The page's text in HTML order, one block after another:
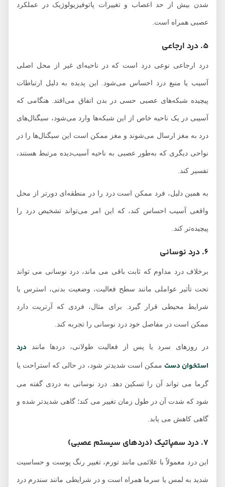
شدن بیش از حد اعصاب و تغییرات پاتوفیزیولوژیک در عملکرد
عصبی همراه است.
درد ارجاعی نوعی درد است که در ناحیه‌ای غیر از محل اصلی
آسیب یا منبع درد احساس می‌شود. این پدیده به دلیل ارتباطات
پیچیده شبکه‌های عصبی حسی در بدن اتفاق می‌افتد. هنگامی که
آسیبی در یک ناحیه خاص از این شبکه‌ها وارد می‌شود، سیگنال‌های
درد به مغز ارسال می‌شوند و مغز ممکن است این سیگنال‌ها را در
نواحی دیگری که به‌طور عصبی به ناحیه آسیب‌دیده مرتبط هستند،
تفسیر کند.
به همین دلیل، فرد ممکن است درد را در منطقه‌ای دورتر از محل
واقعی آسیب احساس کند، که این امر می‌تواند تشخیص درد را
پیچیده‌تر کند.
برخلاف درد مداوم که ثابت باقی می‌ ماند، درد نوسانی می‌ تواند
تحت تأثیر عواملی مانند سطح فعالیت، وضعیت بدنی، استرس یا
شرایط محیطی قرار گیرد. برای مثال، فردی که آرتریت دارد
ممکن است در مفاصل خود درد نوسانی را تجربه کند.
در روزهای سرد یا پس از فعالیت طولانی، دردها ماننددرد
استخوان دستممکن است شدیدتر شود، در حالی که استراحت یا
گرما می ‌تواند آن را تسکین دهد. درد نوسانی به دردی گفته می
‌شود که شدت آن در طول زمان تغییر می‌ کند؛ گاهی شدیدتر شده و
گاهی کاهش می ‌یابد.
این درد معمولاً با علائمی مانند تورم، تغییر رنگ پوست و حساسیت
شدید به لمس یا سرما همراه است و در شرایطی مانند سندرم درد